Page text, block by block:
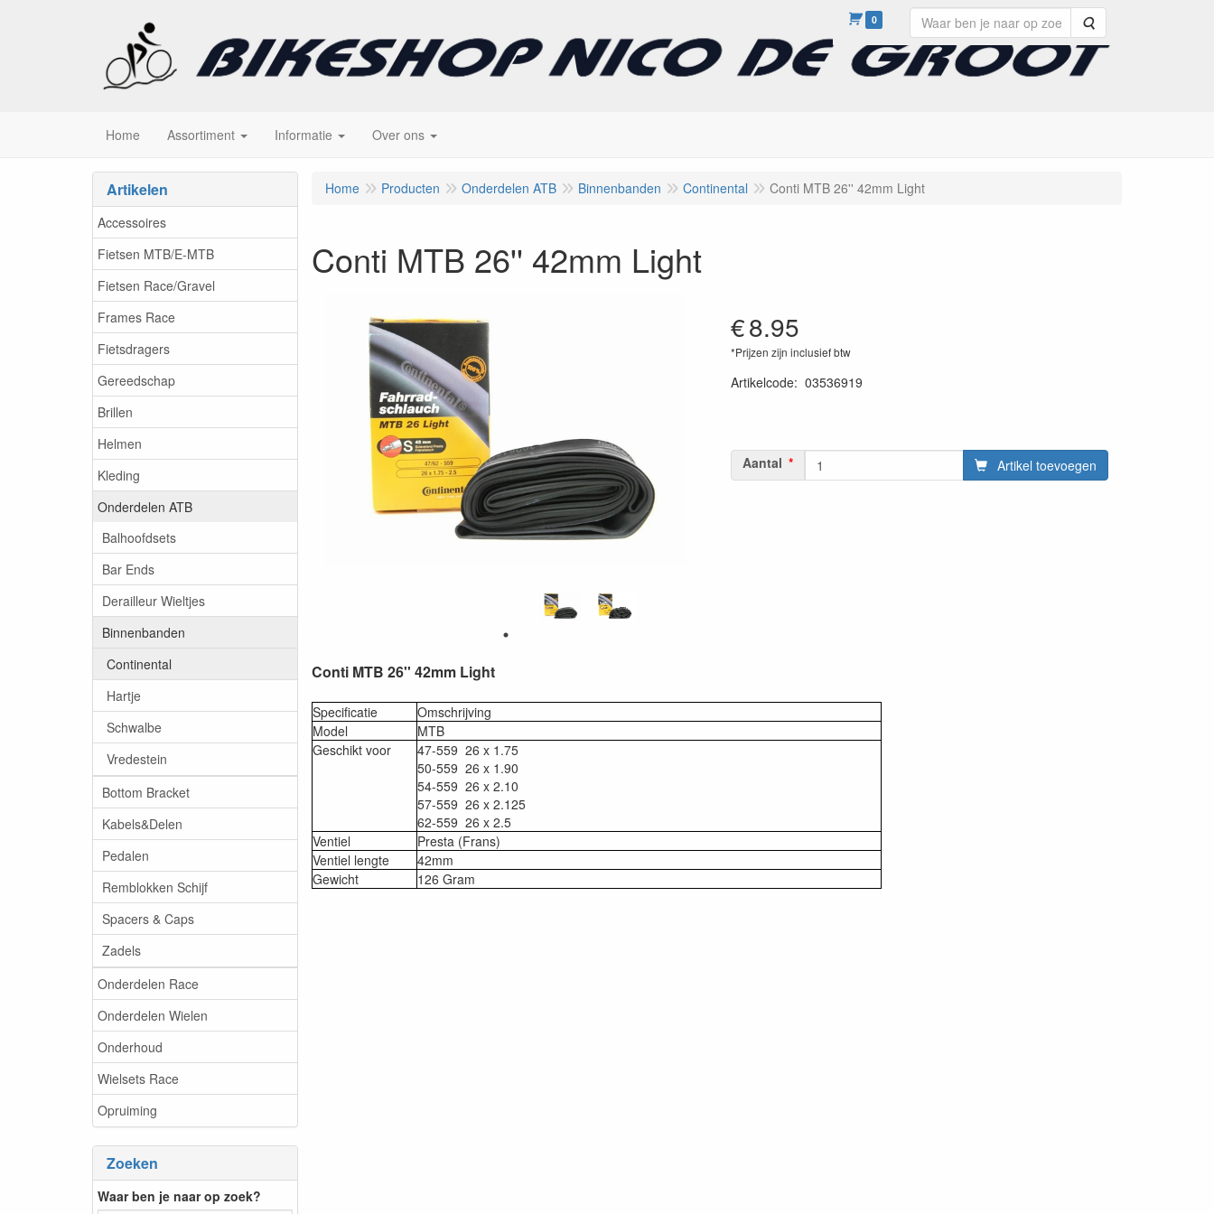
0 Zoeken
Home Assortiment Informatie Over ons
Artikelen
Accessoires
Fietsen MTB/E-MTB
Fietsen Race/Gravel
Frames Race
Fietsdragers
Gereedschap
Brillen
Helmen
Kleding
Onderdelen ATB
Balhoofdsets
Bar Ends
Derailleur Wieltjes
Binnenbanden
Continental
Hartje
Schwalbe
Vredestein
Bottom Bracket
Kabels&Delen
Pedalen
Remblokken Schijf
Spacers & Caps
Zadels
Onderdelen Race
Onderdelen Wielen
Onderhoud
Wielsets Race
Opruiming
Zoeken
Waar ben je naar op zoek?
Home Producten Onderdelen ATB Binnenbanden Continental Conti MTB 26'' 42mm Light
Conti MTB 26'' 42mm Light
€8.95
*Prijzen zijn inclusief btw
Artikelcode: 03536919
Aantal Artikel toevoegen
Conti MTB 26'' 42mm Light
Specificatie
Omschrijving
Model
MTB
Geschikt voor
47-559 26 x 1.75
50-559 26 x 1.90
54-559 26 x 2.10
57-559 26 x 2.125
62-559 26 x 2.5
Ventiel
Presta (Frans)
Ventiel lengte
42mm
Gewicht
126 Gram